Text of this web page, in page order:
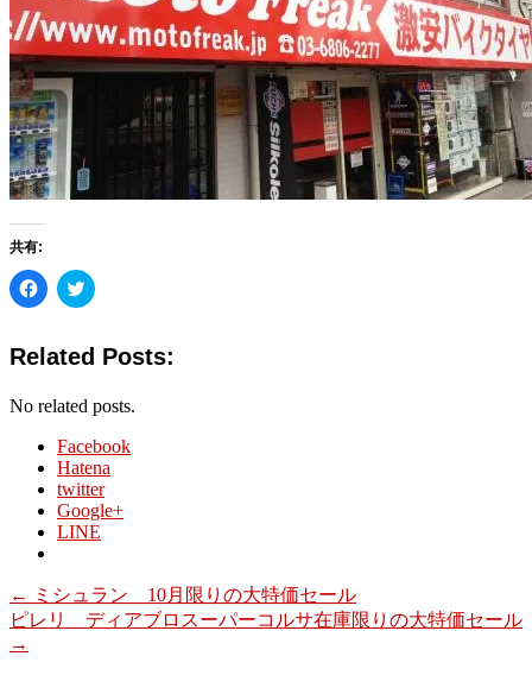
共有:
Facebook
で
す
る
ク
ッ
ク
し
て
だ
さ
い
(新
い
ウ
ィ
ク
リ
し
て
共
(新
し
い
ウ
ィ
ン
ド
き
ま
す)
Related Posts:
No related posts.
Facebook
Hatena
twitter
Google+
LINE
←
ミシュラン 10月限りの大特価セール
ピレリ ディアブロスーパーコルサ在庫限りの大特価セール
→